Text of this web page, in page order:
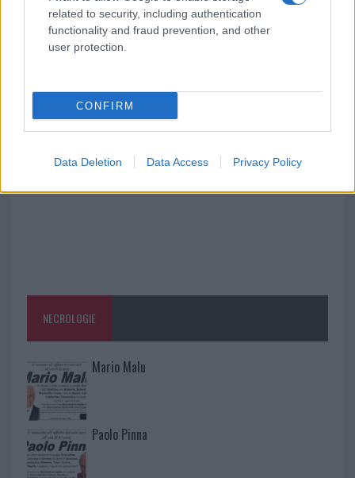
related to security, including authentication
functionality and fraud prevention, and other
user protection.
CONFIRM
Data Deletion Data Access Privacy Policy
Pausa caffè impeccabile: come scegliere la
soluzione ideale per la casa e l’ufficio
Monte Pino, la fine di un lungo dolore: storia e
rinascita della strada che segnò la Gallura
NECROLOGIE
Mario Malu
Paolo Pinna